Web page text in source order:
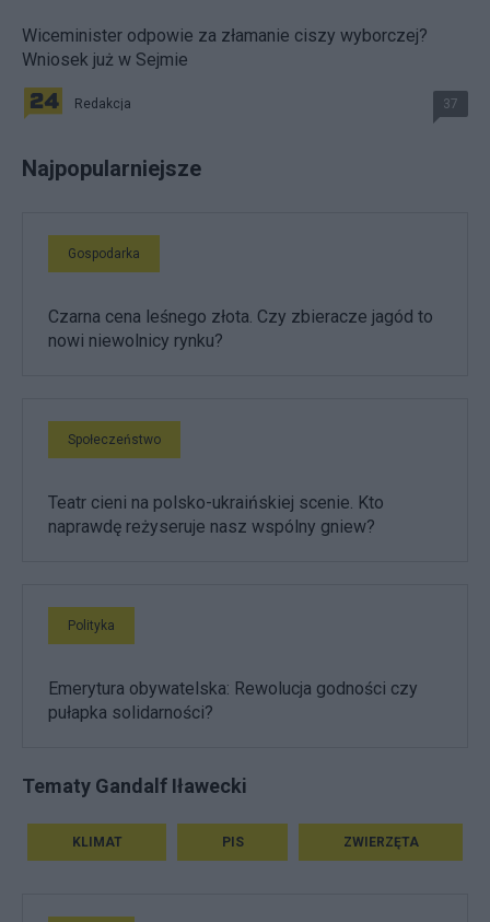
Wiceminister odpowie za złamanie ciszy wyborczej?
Wniosek już w Sejmie
Redakcja 37
Najpopularniejsze
Gospodarka
Czarna cena leśnego złota. Czy zbieracze jagód to
nowi niewolnicy rynku?
Społeczeństwo
Teatr cieni na polsko-ukraińskiej scenie. Kto
naprawdę reżyseruje nasz wspólny gniew?
Polityka
Emerytura obywatelska: Rewolucja godności czy
pułapka solidarności?
Tematy Gandalf Iławecki
KLIMAT PIS ZWIERZĘTA